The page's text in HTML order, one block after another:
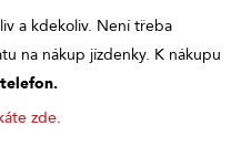
a kdekoliv. Není třeba
na nákup jízdenky. K nákupu
zde.